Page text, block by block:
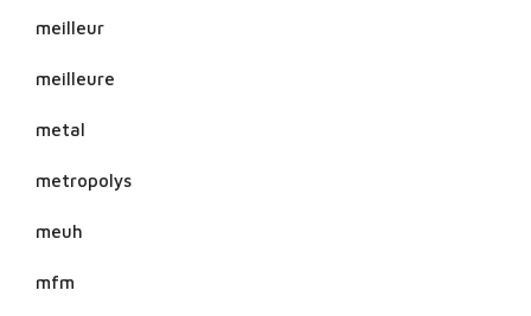
meilleur
meilleure
metal
metropolys
meuh
mfm